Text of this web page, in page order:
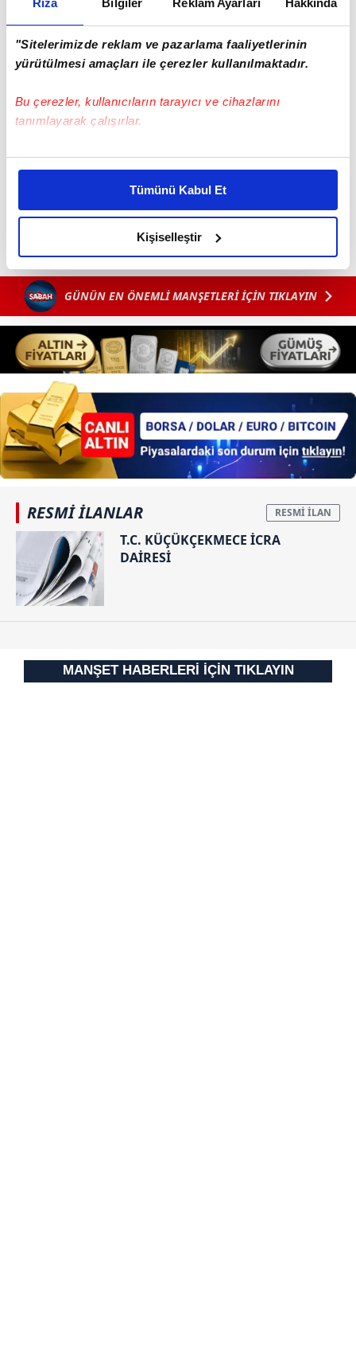
Rıza Bilgiler Reklam Ayarları Hakkında
"Sitelerimizde reklam ve pazarlama faaliyetlerinin
yürütülmesi amaçları ile çerezler kullanılmaktadır.
Bu çerezler, kullanıcıların tarayıcı ve cihazlarını
tanımlayarak çalışırlar.
Bu çerezlere izin vermeniz halinde sizlere özel
daha iyi reklam deneyimi yaşatabiliriz. Bunu yaparken
amacımızın size daha iyi bir reklam deneyimi sunmak
olduğunu ve sizlere en iyi içerikleri sunabilmek adına
elimizden gelen çabayı gösterdiğimizi ve bu noktada,
reklamların maliyetlerimizi karşılamak noktasında tek gelir
kalemimiz olduğunu sizlere hatırlatmak isteriz.
Her halükârda, kullanıcılar, bu çerezlere izin vermedikleri
takdirde, kullanıcılara hedefli reklamlar
gösterilmeyecektir."
Sizlere daha iyi bir hizmet sunabilmek için İnternet
Sitemizde kendimize ve üçüncü kişilere ait çerezler
kullanılmaktadır. Bu çerezler vasıtasıyla çeşitli kişisel
verileriniz işlenmekte olup gerekli olan çerezler bilgi
kullanılmaktadır. Diğer çerezler, sitemizin daha işlevsel
kılınması ve kişiselleştirilmesi ve sizlere yönelik
reklam/pazarlama faaliyetlerinin yapılması, amaçlarıyla
sınırlı olarak açık rızanız dahilinde kullanılacaktır.
Çerezlere ilişkin tercihlerinizi aşağıda yer alan panel
Tümünü Kabul Et
Kişiselleştir
Mete Efendioğlu - Editör
GÜNÜN EN ÖNEMLİ MANŞETLERİ İÇİN TIKLAYIN
RESMİ İLANLAR
T.C. KÜÇÜKÇEKMECE İCRA
DAİRESİ
MANŞET HABERLERİ İÇİN TIKLAYIN